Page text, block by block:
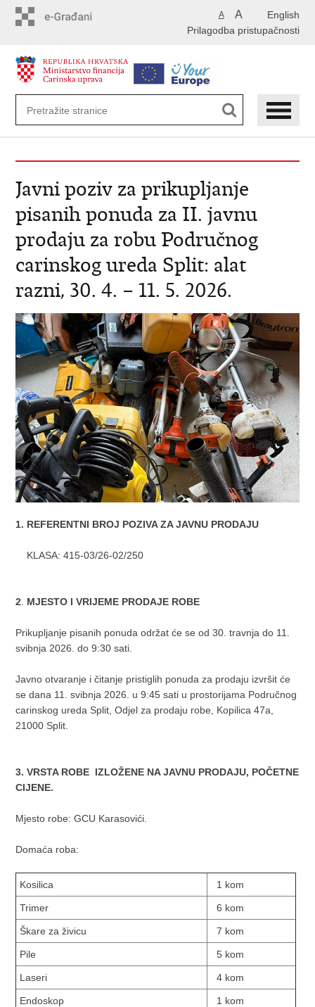
English
A A
Prilagodba pristupačnosti
Javni poziv za prikupljanje
pisanih ponuda za II. javnu
prodaju za robu Područnog
carinskog ureda Split: alat
razni, 30. 4. – 11. 5. 2026.
1. REFERENTNI BROJ POZIVA ZA JAVNU PRODAJU
KLASA: 415-03/26-02/250
2 MJESTO I VRIJEME PRODAJE ROBE
Prikupljanje pisanih ponuda održat će se od 30. travnja do 11.
svibnja 2026. do 9:30 sati.
Javno otvaranje i čitanje pristiglih ponuda za prodaju izvršit će
se dana 11. svibnja 2026. u 9:45 sati u prostorijama Područnog
carinskog ureda Split, Odjel za prodaju robe, Kopilica 47a,
21000 Split.
3. VRSTA ROBE IZLOŽENE NA JAVNU PRODAJU, POČETNE
CIJENE.
Mjesto robe: GCU Karasovići.
Domaća roba:
Kosilica 1 kom
Trimer 6 kom
Škare za živicu 7 kom
Pile 5 kom
Laseri 4 kom
Endoskop 1 kom